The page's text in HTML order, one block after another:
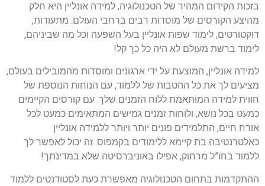
בזכות הקידום המהיר של הטכנולוגיה, למידה אונליין היא חלק
מהיצע הקורסים של מוסדות רבים ברחבי העולם. מתעודות,
דוקטורטים, לימוד שפות אונליין בעל השפעה וכל מה שביניהם,
לימוד ברשת מעולם לא היה כל כך קל!
למידה אונליין, המוצעת על ידי ארגונים ומוסדות מהמובילים בעולם,
מציעים לך את כל ההטבות של ללמוד, עם הנוחות הנוספת של
חווית למידה המותאמת ללוח הזמנים שלך. עם קורסים הקיימים
כמעט בכל נושא, ולוחות זמנים גמישים המתאימים כמעט לכל
אורח חיים, התלמידים פונים יותר ויותר ללמידה אונליין
כאלטרנטיבה בת קיימא ללימודים בקמפוס. זה יכול לאפשר לך
ללמוד בחו”ל מרחוק, אפילו באוניברסיטה שלא במדינתך!
ההתקדמות בתחום הטכנולוגיה מאפשרת כעת לסטודנטים ללמוד